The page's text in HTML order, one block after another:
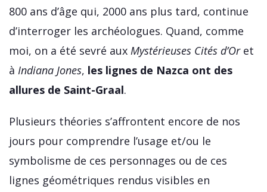
800 ans d’âge qui, 2000 ans plus tard, continue
d’interroger les archéologues. Quand, comme
moi, on a été sevré aux Mystérieuses Cités d’Oret
à Indiana Jones, les lignes de Nazca ont des
allures de Saint-Graal.
Plusieurs théories s’affrontent encore de nos
jours pour comprendre l’usage et/ou le
symbolisme de ces personnages ou de ces
lignes géométriques rendus visibles en